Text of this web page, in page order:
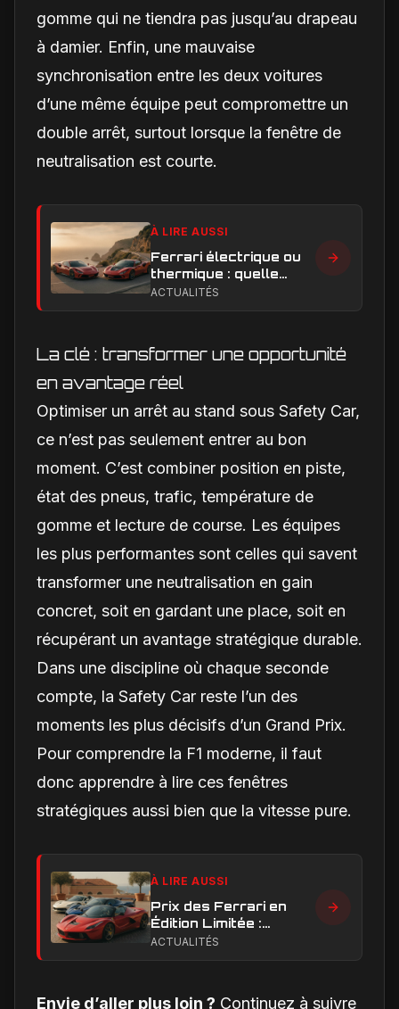
gomme qui ne tiendra pas jusqu’au drapeau
à damier. Enfin, une mauvaise
synchronisation entre les deux voitures
d’une même équipe peut compromettre un
double arrêt, surtout lorsque la fenêtre de
neutralisation est courte.
À LIRE AUSSI
Ferrari électrique ou
thermique : quelle
performance et quelle
ACTUALITÉS
La clé : transformer une opportunité
en avantage réel
Optimiser un arrêt au stand sous Safety Car,
ce n’est pas seulement entrer au bon
moment. C’est combiner position en piste,
état des pneus, trafic, température de
gomme et lecture de course. Les équipes
les plus performantes sont celles qui savent
transformer une neutralisation en gain
concret, soit en gardant une place, soit en
récupérant un avantage stratégique durable.
Dans une discipline où chaque seconde
compte, la Safety Car reste l’un des
moments les plus décisifs d’un Grand Prix.
Pour comprendre la F1 moderne, il faut
donc apprendre à lire ces fenêtres
stratégiques aussi bien que la vitesse pure.
À LIRE AUSSI
Prix des Ferrari en
Édition Limitée :
Combien Coûtent les
ACTUALITÉS
Envie d’aller plus loin ? Continuez à suivre